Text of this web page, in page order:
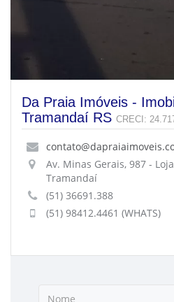
Da Praia Imóveis -
Tramandaí RS CRECI:
Av. Minas Gerais, 987 -
Tramandaí
(51) 36691.388
(51) 98412.4461 (WHATS)